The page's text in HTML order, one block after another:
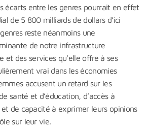
écarts entre les genres pourrait en effet
de 5 800 milliards de dollars d’ici
reste néanmoins une
de notre infrastructure
et des services qu’elle offre à ses
vrai dans les économies
accusent un retard sur les
santé et d’éducation, d’accès à
de capacité à exprimer leurs opinions
sur leur vie.